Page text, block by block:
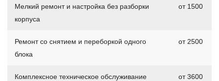
Мелкий ремонт и настройка без разборки
корпуса
от 1500
Ремонт со снятием и переборкой одного
блока
от 2500
Комплексное техническое обслуживание от 3600